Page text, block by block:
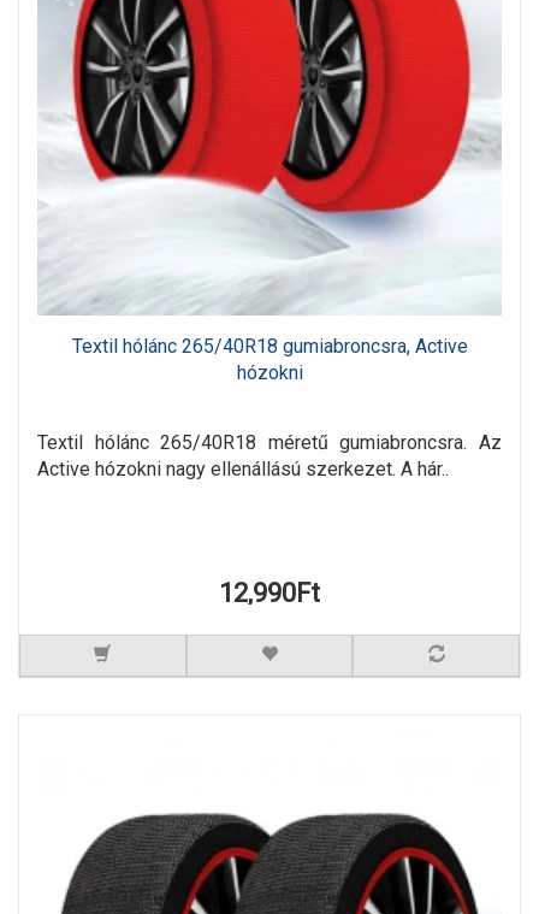
Textil hólánc 265/40R18 gumiabroncsra, Active
hózokni
Textil hólánc 265/40R18 méretű gumiabroncsra. Az
Active hózokni nagy ellenállású szerkezet. A hár..
12,990Ft